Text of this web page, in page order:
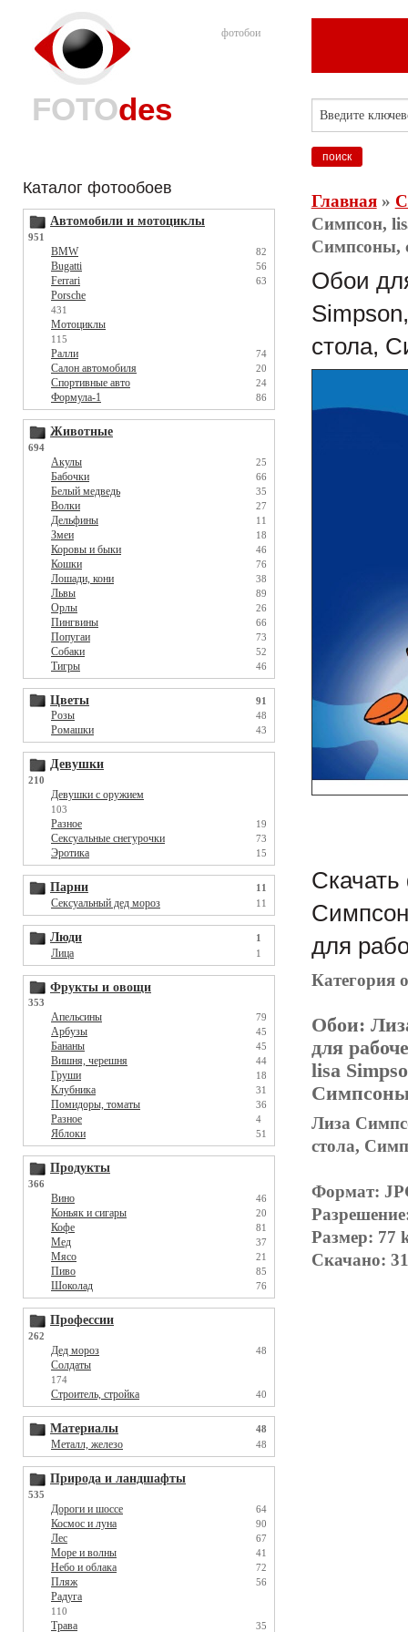
фотобои
FOTOdes
Каталог фотообоев
Автомобили и мотоциклы
951
BMW 82
Bugatti 56
Ferrari 63
Porsche
431
Мотоциклы
115
Ралли 74
Салон автомобиля 20
Спортивные авто 24
Формула-1 86
Животные
694
Акулы 25
Бабочки 66
Белый медведь 35
Волки 27
Дельфины 11
Змеи 18
Коровы и быки 46
Кошки 76
Лошади, кони 38
Львы 89
Орлы 26
Пингвины 66
Попугаи 73
Собаки 52
Тигры 46
Цветы 91
Розы 48
Ромашки 43
Девушки
210
Девушки с оружием
103
Разное 19
Сексуальные снегурочки 73
Эротика 15
Парни 11
Сексуальный дед мороз 11
Люди 1
Лица 1
Фрукты и овощи
353
Апельсины 79
Арбузы 45
Бананы 45
Вишня, черешня 44
Груши 18
Клубника 31
Помидоры, томаты 36
Разное 4
Яблоки 51
Продукты
366
Вино 46
Коньяк и сигары 20
Кофе 81
Мед 37
Мясо 21
Пиво 85
Шоколад 76
Профессии
262
Дед мороз 48
Солдаты
174
Строитель, стройка 40
Материалы 48
Металл, железо 48
Природа и ландшафты
535
Дороги и шоссе 64
Космос и луна 90
Лес 67
Море и волны 41
Небо и облака 72
Пляж 56
Радуга
110
Трава 35
Главная»
Симпсон,
Симпсоны,
Обои
стола,
Скачать
для
Категория
Обои:
для
lisa
Лиза
стола,
Формат:
Размер: 77
Скачано: